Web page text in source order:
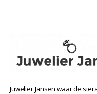
Juwelier Jansen waar de